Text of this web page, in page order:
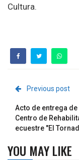
Cultura.
Previous post
Acto de entrega de
Centro de
ecuestre "El
YOU MAY LIKE